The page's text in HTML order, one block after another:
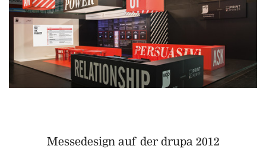
Messedesign auf der drupa 2012